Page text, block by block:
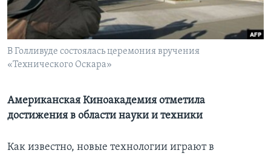
Learning English
СОЦИАЛЬНЫЕ СЕТИ
Языки
В Голливуде состоялась церемония вручения
«Технического Оскара»
Американская Киноакадемия отметила
достижения в области науки и техники
Как известно, новые технологии играют в